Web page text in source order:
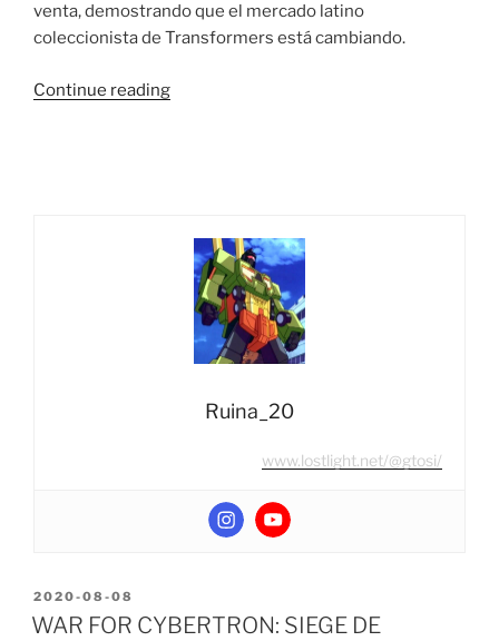
venta, demostrando que el mercado latino
coleccionista de Transformers está cambiando.
Continue reading“Vista
Earthrise
WFC-
E25
Titan
Class
Ruina_20
www.lostlight.net/@gtosi/
POSTED
ON
2020-08-08
WAR FOR CYBERTRON: SIEGE DE